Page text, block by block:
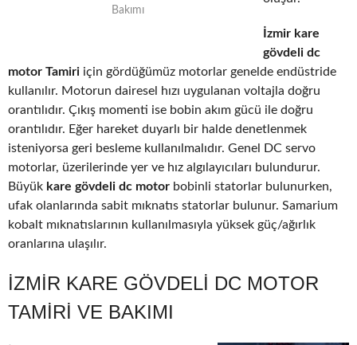
Bakımı
İzmir kare
gövdeli dc
motor Tamiri için gördüğümüz motorlar genelde endüstride
kullanılır. Motorun dairesel hızı uygulanan voltajla doğru
orantılıdır. Çıkış momenti ise bobin akım gücü ile doğru
orantılıdır. Eğer hareket duyarlı bir halde denetlenmek
isteniyorsa geri besleme kullanılmalıdır. Genel DC servo
motorlar, üzerilerinde yer ve hız algılayıcıları bulundurur.
Büyük kare gövdeli dc motor bobinli statorlar bulunurken,
ufak olanlarında sabit mıknatıs statorlar bulunur. Samarium
kobalt mıknatıslarının kullanılmasıyla yüksek güç/ağırlık
oranlarına ulaşılır.
İZMIR KARE GÖVDELI DC MOTOR
TAMIRI VE BAKIMI